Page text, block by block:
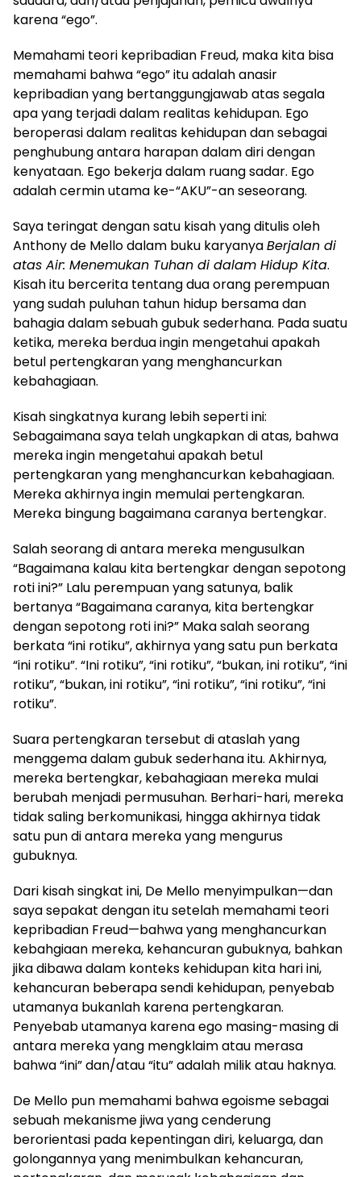
karena “ego”.
Memahami teori kepribadian Freud, maka kita bisa
memahami bahwa “ego” itu adalah anasir
kepribadian yang bertanggungjawab atas segala
apa yang terjadi dalam realitas kehidupan. Ego
beroperasi dalam realitas kehidupan dan sebagai
penghubung antara harapan dalam diri dengan
kenyataan. Ego bekerja dalam ruang sadar. Ego
adalah cermin utama ke-“AKU”-an seseorang.
Saya teringat dengan satu kisah yang ditulis oleh
Anthony de Mello dalam buku karyanyaBerjalan di
atas Air: Menemukan Tuhan di dalam Hidup Kita.
Kisah itu bercerita tentang dua orang perempuan
yang sudah puluhan tahun hidup bersama dan
bahagia dalam sebuah gubuk sederhana. Pada suatu
ketika, mereka berdua ingin mengetahui apakah
betul pertengkaran yang menghancurkan
kebahagiaan.
Kisah singkatnya kurang lebih seperti ini:
Sebagaimana saya telah ungkapkan di atas, bahwa
mereka ingin mengetahui apakah betul
pertengkaran yang menghancurkan kebahagiaan.
Mereka akhirnya ingin memulai pertengkaran.
Mereka bingung bagaimana caranya bertengkar.
Salah seorang di antara mereka mengusulkan
“Bagaimana kalau kita bertengkar dengan sepotong
roti ini?” Lalu perempuan yang satunya, balik
bertanya “Bagaimana caranya, kita bertengkar
dengan sepotong roti ini?” Maka salah seorang
berkata “ini rotiku”, akhirnya yang satu pun berkata
“ini rotiku”. “Ini rotiku”, “ini rotiku”, “bukan, ini rotiku”, “ini
rotiku”, “bukan, ini rotiku”, “ini rotiku”, “ini rotiku”, “ini
rotiku”.
Suara pertengkaran tersebut di ataslah yang
menggema dalam gubuk sederhana itu. Akhirnya,
mereka bertengkar, kebahagiaan mereka mulai
berubah menjadi permusuhan. Berhari-hari, mereka
tidak saling berkomunikasi, hingga akhirnya tidak
satu pun di antara mereka yang mengurus
gubuknya.
Dari kisah singkat ini, De Mello menyimpulkan—dan
saya sepakat dengan itu setelah memahami teori
kepribadian Freud—bahwa yang menghancurkan
kebahgiaan mereka, kehancuran gubuknya, bahkan
jika dibawa dalam konteks kehidupan kita hari ini,
kehancuran beberapa sendi kehidupan, penyebab
utamanya bukanlah karena pertengkaran.
Penyebab utamanya karena ego masing-masing di
antara mereka yang mengklaim atau merasa
bahwa “ini” dan/atau “itu” adalah milik atau haknya.
De Mello pun memahami bahwa egoisme sebagai
sebuah mekanisme jiwa yang cenderung
berorientasi pada kepentingan diri, keluarga, dan
golongannya yang menimbulkan kehancuran,